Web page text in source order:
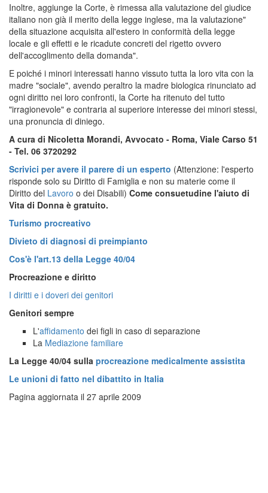
Inoltre, aggiunge la Corte, è rimessa alla valutazione del giudice
italiano non già il merito della legge inglese, ma la valutazione"
della situazione acquisita all'estero in conformità della legge
locale e gli effetti e le ricadute concreti del rigetto ovvero
dell'accoglimento della domanda".
E poiché i minori interessati hanno vissuto tutta la loro vita con la
madre "sociale", avendo peraltro la madre biologica rinunciato ad
ogni diritto nei loro confronti, la Corte ha ritenuto del tutto
"irragionevole" e contraria al superiore interesse dei minori stessi,
una pronuncia di diniego.
A cura di Nicoletta Morandi, Avvocato - Roma, Viale Carso 51
- Tel. 06 3720292
Scrivici per avere il parere di un esperto (Attenzione: l'esperto
risponde solo su Diritto di Famiglia e non su materie come il
Diritto del Lavoro o dei Disabili) Come consuetudine l'aiuto di
Vita di Donna è gratuito.
Turismo procreativo
Divieto di diagnosi di preimpianto
Cos'è l'art.13 della Legge 40/04
Procreazione e diritto
I diritti e i doveri dei genitori
Genitori sempre
L'affidamento dei figli in caso di separazione
La Mediazione familiare
La Legge 40/04 sulla procreazione medicalmente assistita
Le unioni di fatto nel dibattito in Italia
Pagina aggiornata il 27 aprile 2009